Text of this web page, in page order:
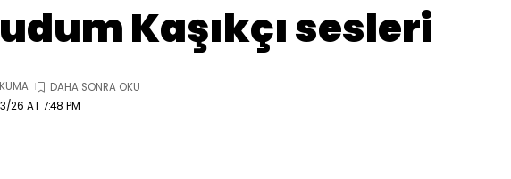
Kaşıkçı sesleri
26 AT 7:48 PM